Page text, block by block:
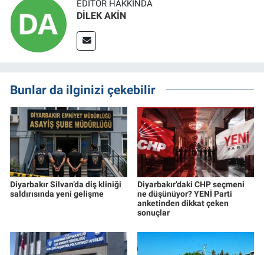
EDITÖR HAKKINDA
DİLEK AKİN
Bunlar da ilginizi çekebilir
Diyarbakır Silvan’da diş kliniği
saldırısında yeni gelişme
Diyarbakır’daki CHP seçmeni
ne düşünüyor? YENİ Parti
anketinden dikkat çeken
sonuçlar